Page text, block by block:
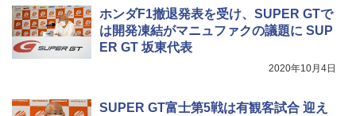
ホンダF1撤退発表を受け、SUPER GTで
は開発凍結がマニュファクの議題に SUP
ER GT 坂東代表
2020年10月4日
SUPER GT富士第5戦は有観客試合 迎え